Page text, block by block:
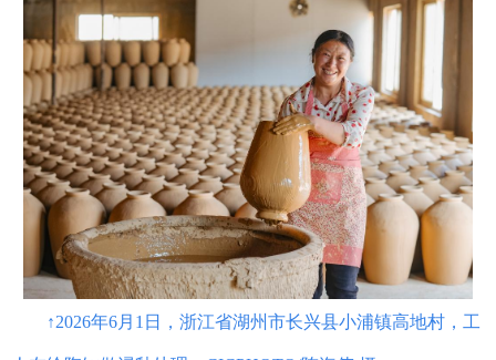
↑2026年6月1日，浙江省湖州市长兴县小浦镇高地村，工